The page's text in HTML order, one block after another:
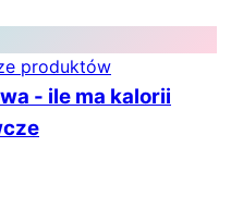
produktów
- ile ma kalorii